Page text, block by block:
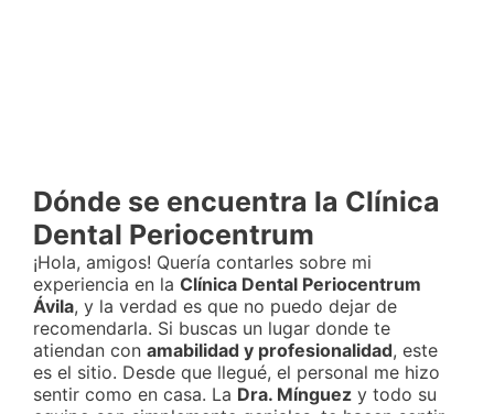
Dónde se encuentra la Clínica
Dental Periocentrum
¡Hola, amigos! Quería contarles sobre mi
experiencia en la Clínica Dental Periocentrum
Ávila, y la verdad es que no puedo dejar de
recomendarla. Si buscas un lugar donde te
atiendan con amabilidad y profesionalidad, este
es el sitio. Desde que llegué, el personal me hizo
sentir como en casa. La Dra. Mínguez y todo su